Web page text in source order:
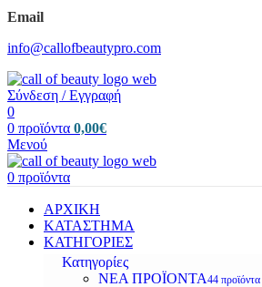
Email
info@callofbeautypro.com
Σύνδεση / Εγγραφή
0
0 προϊόντα 0,00€
Μενού
0 προϊόντα
ΑΡΧΙΚΗ
ΚΑΤΑΣΤΗΜΑ
ΚΑΤΗΓΟΡΙΕΣ
Κατηγορίες
ΝΕΑ ΠΡΟΪΟΝΤΑ44 προϊόντα